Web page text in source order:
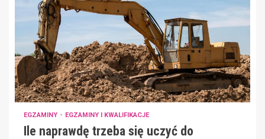
EGZAMINY EGZAMINY I KWALIFIKACJE
Ile naprawdę trzeba się uczyć do